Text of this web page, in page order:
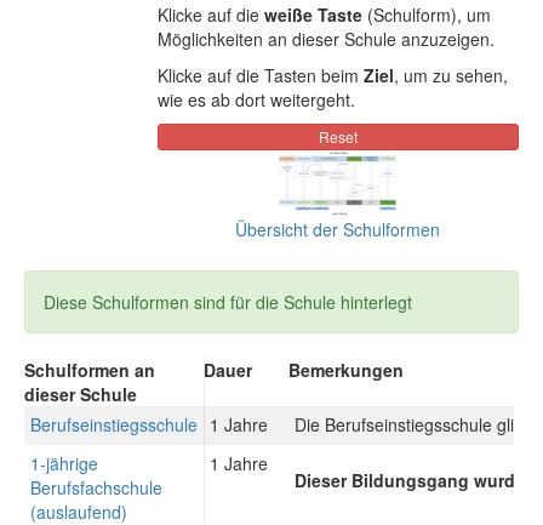
Klicke auf die weiße Taste(Schulform), um
Möglichkeiten an dieser Schule anzuzeigen.
Klicke auf die Tasten beim Ziel, um zu sehen,
wie es ab dort weitergeht.
Übersicht der Schulformen
Diese Schulformen sind für die Schule hinterlegt
Schulformen an
dieser Schule
Dauer Bemerkungen
Berufseinstiegsschule 1 Jahre
Die Berufseinstiegsschule
1-jährige
Berufsfachschule
(auslaufend)
1 Jahre
Dieser Bildungsgang wurde